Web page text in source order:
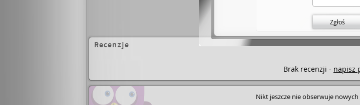
Recenzje
Brak recenzji - napisz
Nikt jeszcze nie obserwuje nowych
Zgłoś